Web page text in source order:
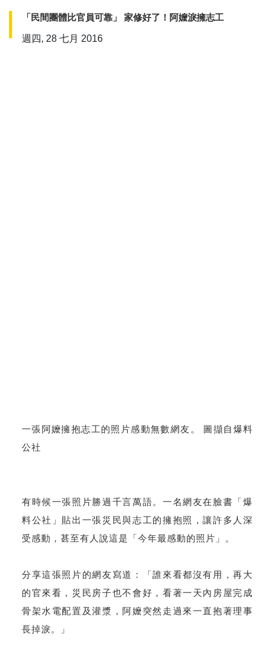
「民間團體比官員可靠」 家修好了！阿嬤淚擁志工
週四, 28 七月 2016
一張阿嬤擁抱志工的照片感動無數網友。 圖擷自爆料
公社
有時候一張照片勝過千言萬語。一名網友在臉書「爆
料公社」貼出一張災民與志工的擁抱照，讓許多人深
受感動，甚至有人說這是「今年最感動的照片」。
分享這張照片的網友寫道：「誰來看都沒有用，再大
的官來看，災民房子也不會好，看著一天內房屋完成
骨架水電配置及灌漿，阿嬤突然走過來一直抱著理事
長掉淚。」